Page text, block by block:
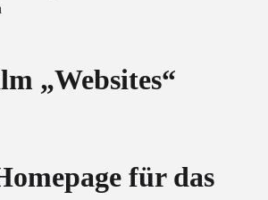
„Websites“
für das